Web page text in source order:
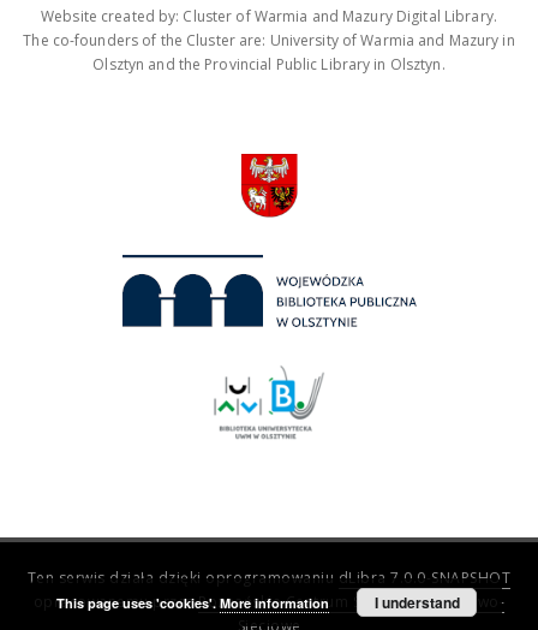
Website created by: Cluster of Warmia and Mazury Digital Library.
The co-founders of the Cluster are: University of Warmia and Mazury in
Olsztyn and the Provincial Public Library in Olsztyn.
Ten serwis działa dzięki oprogramowaniu dLibra 7.0.0-SNAPSHOT
opracowanemu przezPoznańskie Centrum Superkomputerowo-
Sieciowe
This page uses 'cookies'. More information I understand